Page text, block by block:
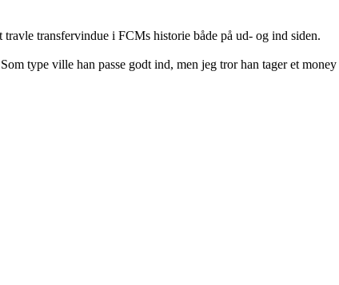
transfervindue i FCMs historie både på ud- og ind siden.
type ville han passe godt ind, men jeg tror han tager et